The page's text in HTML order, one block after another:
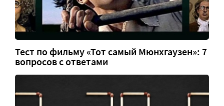
Тест по фильму «Тот самый Мюнхгаузен»: 7
вопросов с ответами